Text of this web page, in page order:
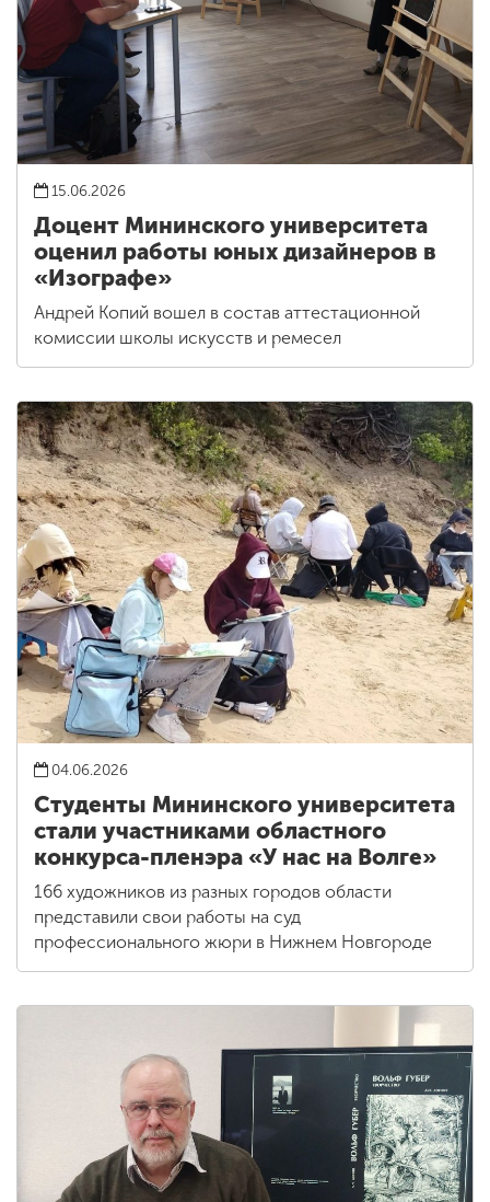
15.06.2026
Доцент Мининского университета
оценил работы юных дизайнеров в
«Изографе»
Андрей Копий вошел в состав аттестационной
комиссии школы искусств и ремесел
04.06.2026
Студенты Мининского университета
стали участниками областного
конкурса-пленэра «У нас на Волге»
166 художников из разных городов области
представили свои работы на суд
профессионального жюри в Нижнем Новгороде